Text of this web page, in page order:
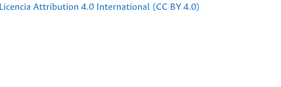
Licencia Attribution 4.0 International (CC BY 4.0)